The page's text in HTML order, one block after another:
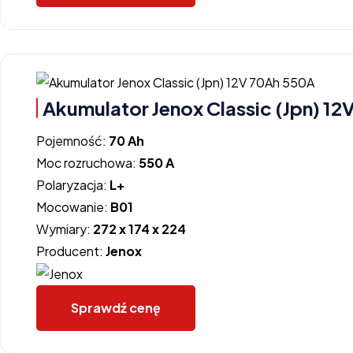
Akumulator Jenox Classic (Jpn)
Pojemność: 70 Ah
Moc rozruchowa: 550 A
Polaryzacja: L+
Mocowanie: B01
Wymiary: 272 x 174 x 224
Producent: Jenox
Sprawdź cenę